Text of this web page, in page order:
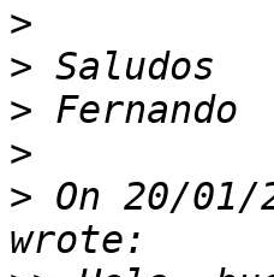
>
>
>
>
> On 20/